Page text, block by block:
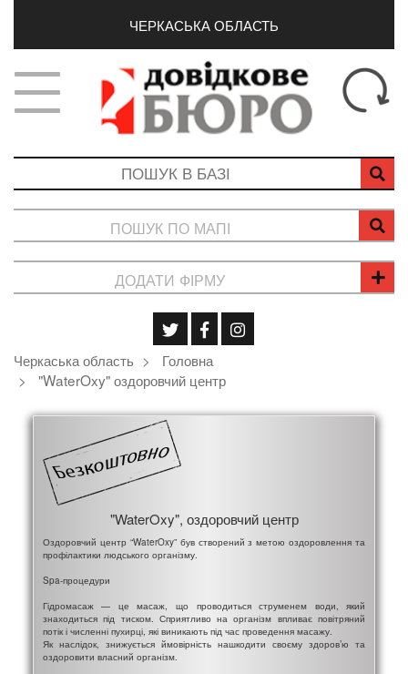
ЧЕРКАСЬКА ОБЛАСТЬ
ПОШУК ПО МАПІ
ДОДАТИ ФІРМУ
Черкаська область
Головна
"WaterOxy" оздоровчий центр
"WaterOxy", оздоровчий центр
Оздоровчий центр “WaterOxy” був створений з метою оздоровлення та
профілактики людського організму.
Spa-процедури
Гідромасаж — це масаж, що проводиться струменем води, який
знаходиться під тиском. Сприятливо на організм впливає повітряний
потік і численні пухирці, які виникають під час проведення масажу.
Як наслідок, знижується ймовірність нашкодити своєму здоров’ю та
оздоровити власний організм.